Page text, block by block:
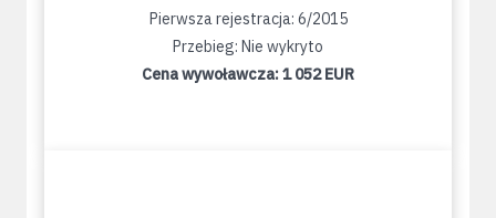
Pierwsza rejestracja: 6/2015
Przebieg: Nie wykryto
Cena wywoławcza:1 052 EUR